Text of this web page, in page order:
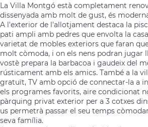
La Villa Montgó està completament
dissenyada amb molt de gust, és
A l'exterior de l'allotjament destaca la
pati ampli amb pedres que envolta la
varietat de mobles exteriors que faran
molt còmoda, i on els nens podran jugar
vostè prepara la barbacoa i gaudeix del
rústicament amb els amics. També a la
gratuït, TV amb opció de connectar-la a
els programes favorits, aire condicionat
pàrquing privat exterior per a 3 cotxes
us permetrà passar el seu temps
seva família.